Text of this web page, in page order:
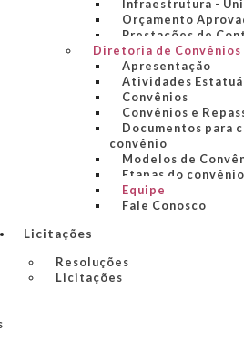
Infraestrutura -
Orçamento
Prestações de
Diretoria de Convênios
Apresentação
Atividades
Convênios
Convênios e
Documentos para
convênio
Modelos de
Etapas do convênio
Equipe
Fale Conosco
Licitações
Resoluções
Licitações